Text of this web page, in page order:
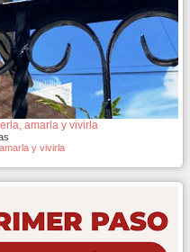
amarla y vivirla
y vivirla